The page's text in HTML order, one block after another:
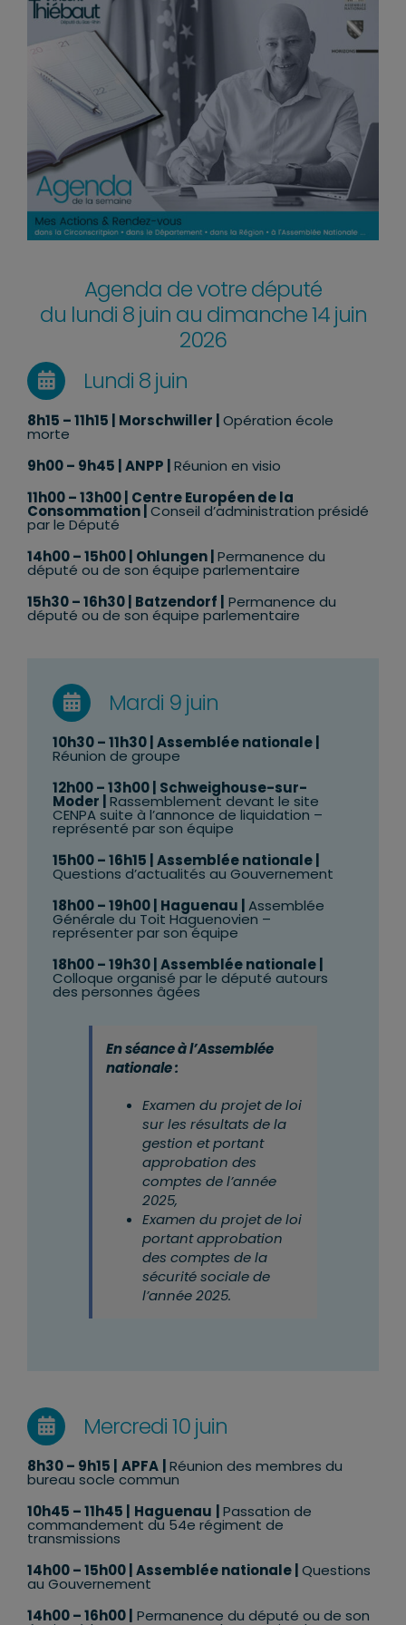
Agenda de votre député
du lundi 8 juin au dimanche 14 juin
2026
Lundi 8 juin
8h15 – 11h15 | Morschwiller | Opération école
morte
9h00 – 9h45 | ANPP | Réunion en visio
11h00 – 13h00 | Centre Européen de la
Consommation | Conseil d’administration présidé
par le Député
14h00 – 15h00 | Ohlungen | Permanence du
député ou de son équipe parlementaire
15h30 – 16h30 | Batzendorf |
Permanence du
député ou de son équipe parlementaire
Mardi 9 juin
10h30 – 11h30 | Assemblée nationale |
Réunion de groupe
12h00 – 13h00 | Schweighouse-sur-
Moder Rassemblement devant le site
CENPA suite à l’annonce de liquidation –
représenté par son équipe
15h00 – 16h15 | Assemblée nationale
Questions d’actualités au Gouvernement
18h00 – 19h00 | Haguenau Assemblée
Générale du Toit Haguenovien –
représenter par son équipe
18h00 – 19h30 | Assemblée nationale |
Colloque organisé par le député autours
des personnes âgées
En séance à l’Assemblée
nationale :
Examen du projet de loi
sur les résultats de la
gestion et portant
approbation des
comptes de l’année
2025,
Examen du projet de loi
portant approbation
des comptes de la
sécurité sociale de
l’année 2025.
Mercredi 10 juin
8h30 – 9h15 | APFA Réunion des membres du
bureau socle commun
10h45 – 11h45 |
Haguenau Passation de
commandement du 54e régiment de
transmissions
14h00 – 15h00 | Assemblée nationale | Questions
au Gouvernement
14h00 – 16h00 | Permanence du député ou de son